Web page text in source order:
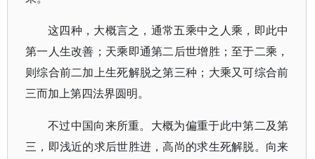
这四种，大概言之，通常五乘中之人乘，即此中
第一人生改善；天乘即通第二后世增胜；至于二乘，
则综合前二加上生死解脱之第三种；大乘又可综合前
三而加上第四法界圆明。
不过中国向来所重。大概为偏重于此中第二及第
三，即浅近的求后世胜进，高尚的求生死解脱。向来